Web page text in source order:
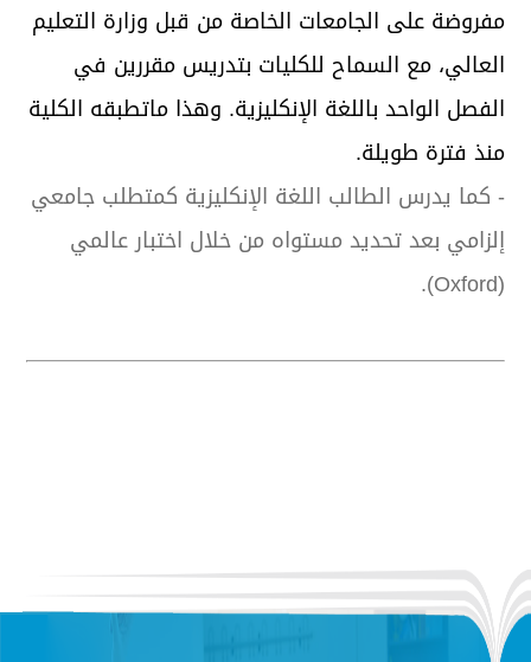
مفروضة على الجامعات الخاصة من قبل وزارة التعليم
العالي، مع السماح للكليات بتدريس مقررين في
الفصل الواحد باللغة الإنكليزية. وهذا ماتطبقه الكلية
منذ فترة طويلة.
- كما يدرس الطالب اللغة الإنكليزية كمتطلب جامعي
إلزامي بعد تحديد مستواه من خلال اختبار عالمي
(Oxford).